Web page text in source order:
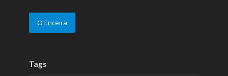
O Ericeira
Tags